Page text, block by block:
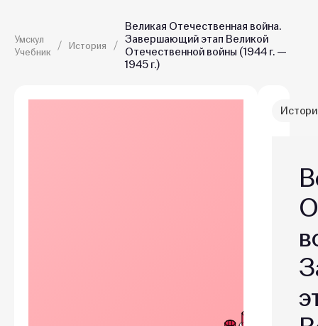
Умскул
Учебник
История
Великая Отечественная война.
Завершающий этап Великой
Отечественной войны (1944 г. —
1945 г.)